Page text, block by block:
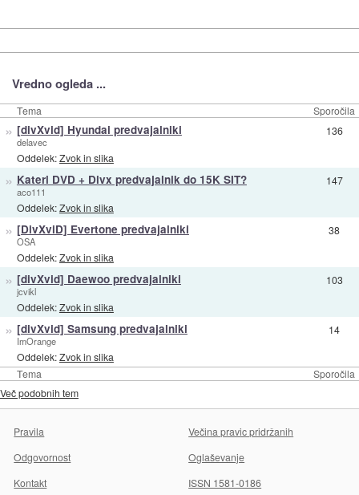
Vredno ogleda ...
Tema Sporočila
Tema Sporočila
» [divXvid] Hyundai predvajalniki
delavec
Oddelek:Zvok in slika
136
» Kateri DVD + Divx predvajalnik do 15K SIT?
aco111
Oddelek:Zvok in slika
147
» [DivXviD] Evertone predvajalniki
OSA
Oddelek:Zvok in slika
38
» [divXvid] Daewoo predvajalniki
jcvikl
Oddelek:Zvok in slika
103
» [divXvid] Samsung predvajalniki
ImOrange
Oddelek:Zvok in slika
14
Več podobnih tem
Pravila
Večina pravic pridržanih
Odgovornost
Oglaševanje
Kontakt
ISSN 1581-0186